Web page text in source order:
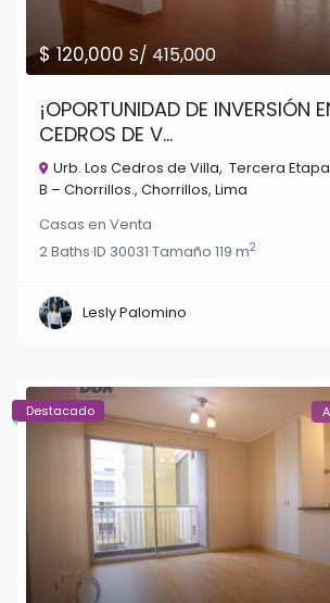
$ 120,000S/ 415,000
¡OPORTUNIDAD DE INVERSIÓN
CEDROS DE V...
Urb. Los Cedros de Villa, Tercera Etapa
B – Chorrillos.,Chorrillos,Lima
Casas enVenta
2Baths·ID 30031·Tamaño119 m2
Lesly Palomino
Destacado